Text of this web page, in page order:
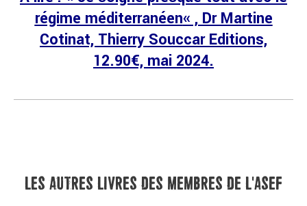
régime méditerranéen« , Dr Martine
Cotinat, Thierry Souccar Editions,
12.90€, mai 2024.
LES AUTRES LIVRES DES MEMBRES DE L'ASEF